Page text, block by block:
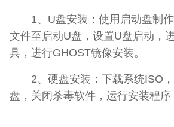
1、U盘安装：使用启动盘制作
文件至启动U盘，设置U盘启动，
具，进行GHOST镜像安装。
2、硬盘安装：下载系统ISO，
盘，关闭杀毒软件，运行安装程序